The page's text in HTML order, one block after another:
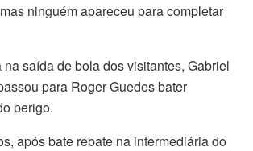
ninguém apareceu para completar
saída de bola dos visitantes, Gabriel
para Roger Guedes bater
perigo.
após bate rebate na intermediária do